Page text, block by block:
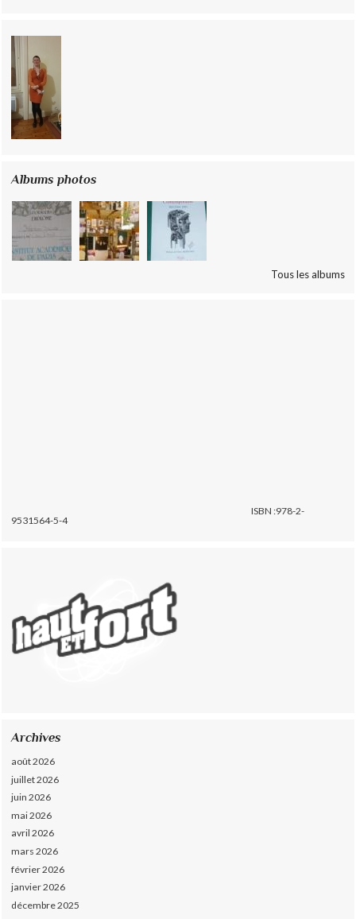
Albums photos
Tous les albums
ISBN :978-2-
9531564-5-4
Archives
août 2026
juillet 2026
juin 2026
mai 2026
avril 2026
mars 2026
février 2026
janvier 2026
décembre 2025